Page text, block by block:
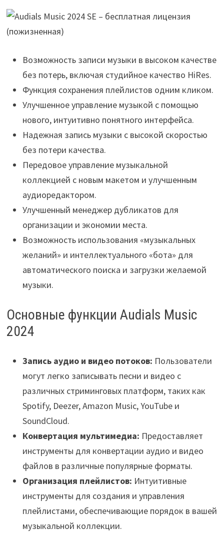
Возможность записи музыки в высоком качестве
без потерь, включая студийное качество HiRes.
Функция сохранения плейлистов одним кликом.
Улучшенное управление музыкой с помощью
нового, интуитивно понятного интерфейса.
Надежная запись музыки c высокой скоростью
без потери качества.
Передовое управление музыкальной
коллекцией с новым макетом и улучшенным
аудиоредактором.
Улучшенный менеджер дубликатов для
организации и экономии места.
Возможность использования «музыкальных
желаний» и интеллектуального «бота» для
автоматического поиска и загрузки желаемой
музыки.
Основные функции Audials Music
2024
Запись аудио и видео потоков: Пользователи
могут легко записывать песни и видео с
различных стриминговых платформ, таких как
Spotify, Deezer, Amazon Music, YouTube и
SoundCloud.
Конвертация мультимедиа: Предоставляет
инструменты для конвертации аудио и видео
файлов в различные популярные форматы.
Организация плейлистов: Интуитивные
инструменты для создания и управления
плейлистами, обеспечивающие порядок в вашей
музыкальной коллекции.